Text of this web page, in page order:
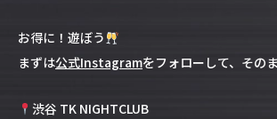
お得に！遊ぼう
まずは公式Instagramをフォローして、その
渋谷 TK NIGHTCLUB